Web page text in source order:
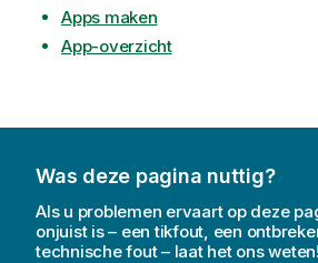
Apps maken
App-overzicht
Was deze pagina nuttig?
Als u problemen ervaart op deze
onjuist is – een tikfout, een
technische fout – laat het ons weten!